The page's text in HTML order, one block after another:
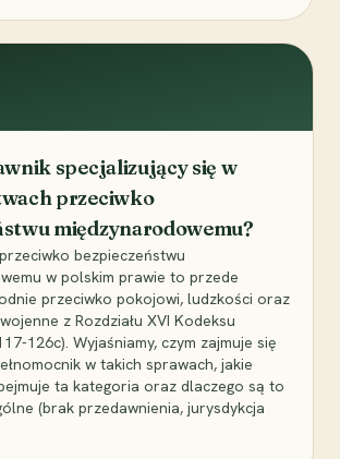
specjalizujący się w
przeciwko
międzynarodowemu?
bezpieczeństwu
w polskim prawie to przede
przeciwko pokojowi, ludzkości oraz
z Rozdziału XVI Kodeksu
126c). Wyjaśniamy, czym zajmuje się
w takich sprawach, jakie
ta kategoria oraz dlaczego są to
(brak przedawnienia, jurysdykcja